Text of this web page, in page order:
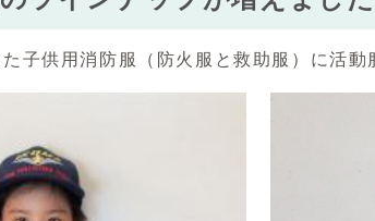
子供用消防服（防火服と救助服）に活動